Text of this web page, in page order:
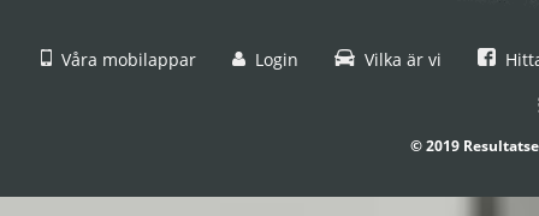
Våra mobilappar Login Vilka är vi
© 2019